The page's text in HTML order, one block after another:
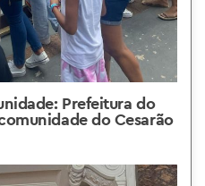
Prefeitura do
do Cesarão